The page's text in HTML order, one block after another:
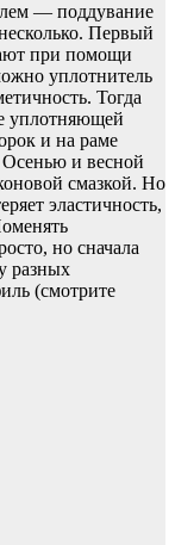
— поддувание
Первый
при помощи
уплотнитель
Тогда
уплотняющей
и на раме
и весной
смазкой. Но
эластичность,
но сначала
разных
(смотрите